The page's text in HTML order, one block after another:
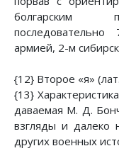
болгарским
армией, 2-м
{12} Второе «я»
{13}
даваемая М. Д.
взгляды и далеко
других военных